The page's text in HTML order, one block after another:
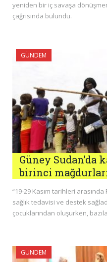
yeniden bir iç savaşa
çağrısında bulundu.
GÜNDEM
Güney Sudan’da
birinci
“19-29 Kasım tarihleri
sağlık tedavisi ve destek
çocuklarından oluşurken,
GÜNDEM